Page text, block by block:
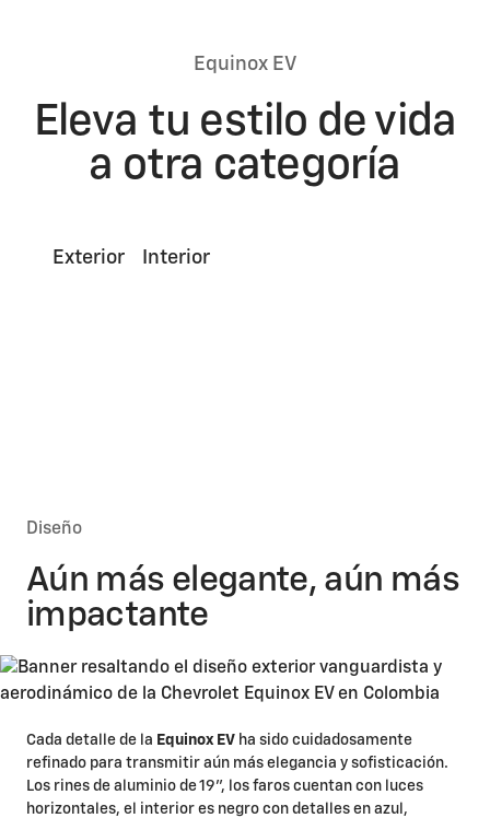
Equinox EV
Eleva tu estilo de vida
a otra categoría
Exterior Interior
Diseño
Aún más elegante, aún más
impactante
Cada detalle de la Equinox EV ha sido cuidadosamente
refinado para transmitir aún más elegancia y sofisticación.
Los rines de aluminio de 19”, los faros cuentan con luces
horizontales, el interior es negro con detalles en azul,